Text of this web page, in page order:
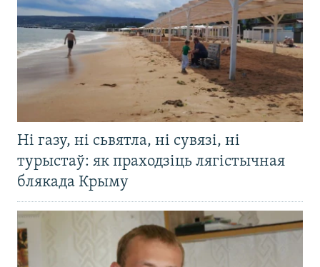
Ні газу, ні сьвятла, ні сувязі, ні
турыстаў: як праходзіць лягістычная
блякада Крыму